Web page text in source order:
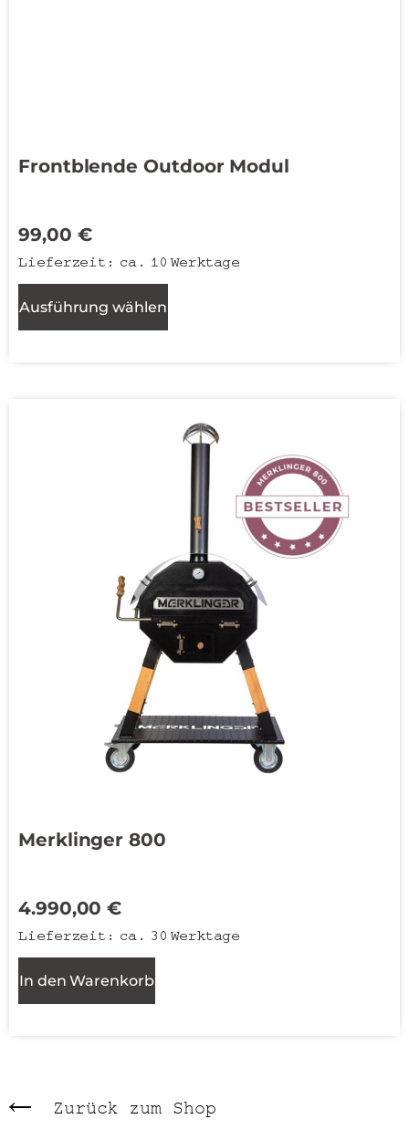
Frontblende Outdoor Modul
99,00 €
Lieferzeit: ca. 10 Werktage
Ausführung wählen
Merklinger 800
4.990,00€
Lieferzeit: ca. 30 Werktage
In den Warenkorb
Zurück zum Shop